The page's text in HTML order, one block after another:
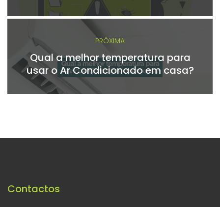
PRÓXIMA
Qual a melhor temperatura para
usar o Ar Condicionado em casa?
Contactos